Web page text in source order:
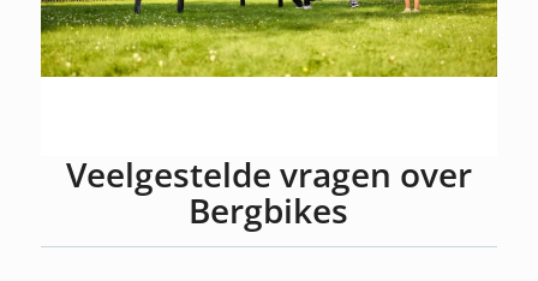
Veelgestelde vragen over
Bergbikes